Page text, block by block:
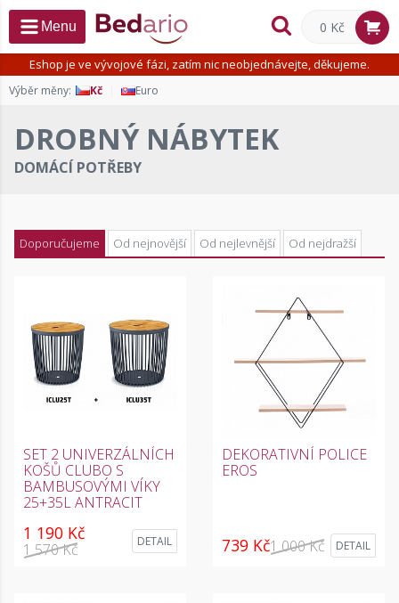
Eshop je ve vývojové fázi, zatím nic neobjednávejte, děkujeme.
Výběr měny: Kč Euro
Menu 0 Kč
DROBNÝ NÁBYTEK
DOMÁCÍ POTŘEBY
Doporučujeme Od nejnovější Od nejlevnější Od nejdražší
SET 2 UNIVERZÁLNÍCH
KOŠŮ CLUBO S
BAMBUSOVÝMI VÍKY
25+35L ANTRACIT
1 190 Kč
1 570 Kč DETAIL
DEKORATIVNÍ POLICE
EROS
739 Kč1 000 Kč DETAIL